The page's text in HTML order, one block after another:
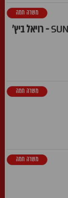
אחמש/ית ומוכרנים/ות ברשת SUNGLASS HUT - רויאל ביץ'
משרה חמה
משרה חמה
משרה חמה